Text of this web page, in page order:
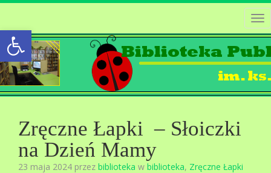
Open toolbar
Zręczne Łapki – Słoiczki
na Dzień Mamy
23 maja 2024 przez biblioteka w biblioteka, Zręczne Łapki